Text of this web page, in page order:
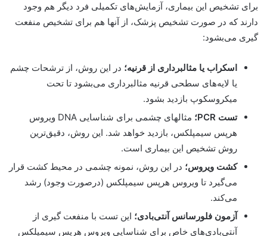
برای تشخیص این بیماری، آزمایش‌های تکمیلی فرد دیگر هم وجود
دارند که در صورت تشخیص پزشک، از آنها هم برای تشخیص منفعت
گیری می‌بشود:
اسکراب یا مثالبرداری از قرنیه؛ در این روش، از ترشحات چشم
یا لایه‌های سطحی قرنیه مثالبرداری می‌بشود تا تحت
میکروسکوپ بازدید بشود.
تست PCR؛
مثالهای چشمی برای شناسایی DNA ویروس
هرپس سیمپلکس، بازدید خواهد شد. این روش، دقیق‌ترین
روش تشخیص این بیماری است.
کشت ویروس؛ در این روش، نمونه چشمی در محیط کشت قرار
می‌گیرد تا ویروس هرپس سیمپلکس (درصورت وجود) رشد
می‌کند.
آزمون فلورسانس آنتی‌بادی؛ این تست با منفعت گیری از
آنتی‌بادی‌های خاص برای شناسایی ویروس هرپس سیمپلکس